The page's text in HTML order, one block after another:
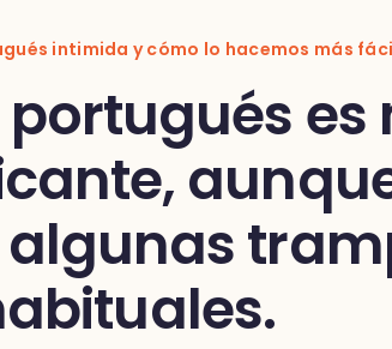
intimida y cómo lo hacemos más
es